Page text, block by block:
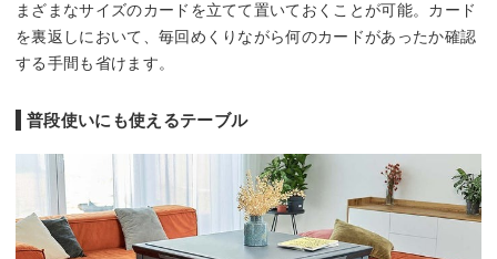
まざまなサイズのカードを立てて置いておくことが可能。カード
を裏返しにおいて、毎回めくりながら何のカードがあったか確認
する手間も省けます。
普段使いにも使えるテーブル